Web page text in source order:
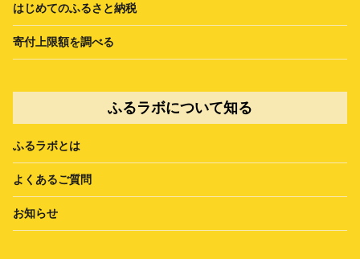
はじめてのふるさと納税
寄付上限額を調べる
ふるラボについて知る
ふるラボとは
よくあるご質問
お知らせ